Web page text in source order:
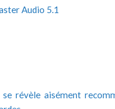
Audio 5.1
révèle aisément